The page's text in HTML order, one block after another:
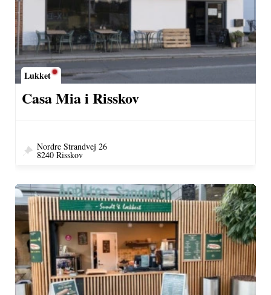
Lukket
Casa Mia i Risskov
Nordre Strandvej 26
8240 Risskov